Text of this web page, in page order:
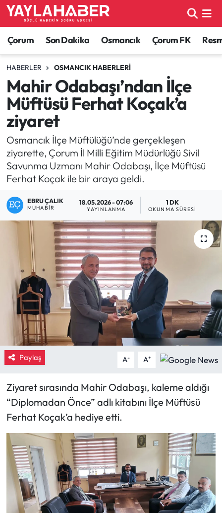
Çorum Son Dakika Osmancık Çorum FK
HABERLER OSMANCIK HABERLERI
Mahir Odabaşı’ndan İlçe
Müftüsü Ferhat Koçak’a
ziyaret
Osmancık İlçe Müftülüğü’nde gerçekleşen
ziyarette, Çorum İl Milli Eğitim Müdürlüğü Sivil
Savunma Uzmanı Mahir Odabaşı, İlçe Müftüsü
Ferhat Koçak ile bir araya geldi.
EBRU ÇALIK
MUHABIR
18.05.2026 - 07:06
YAYINLANMA
1 DK
OKUNMA SÜRESI
Paylaş A- A+
Ziyaret sırasında Mahir Odabaşı, kaleme aldığı
“Diplomadan Önce” adlı kitabını İlçe Müftüsü
Ferhat Koçak’a hediye etti.
Alaca Haberleri
Bayat Haberleri
Bilgi - Keşfet Haberleri
Bilim ve Teknoloji
Boğazkale Haberleri
Çorum Haberleri
Eğitim
Ekonomi
Güncel
İskilip Haberleri
Kargı Haberleri
Kimdir?
Kültür Sanat
Laçin Haberleri
Magazin
Mecitözü Haberleri
Oğuzlar Haberleri
Çorum Nöbetçi Eczaneler
Çorum Hava Durumu
Çorum Namaz Vakitleri
Çorum Trafik Yoğunluk Haritası
TFF 1.Lig Puan Durumu ve Fikstür
Tüm Manşetler